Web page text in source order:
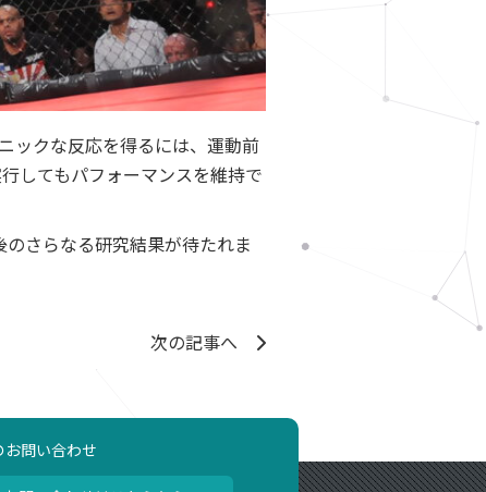
ックな反応を得るには、運動前
してもパフォーマンスを維持で
さらなる研究結果が待たれま
次の記事へ
お問い合わせ